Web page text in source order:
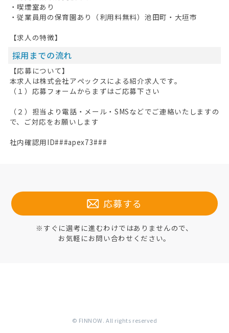
・喫煙室あり
・従業員用の保育園あり（利用料無料）池田町・大垣市
【求人の特徴】
採用までの流れ
【応募について】
本求人は株式会社アペックスによる紹介求人です。
（１）応募フォームからまずはご応募下さい
（２）担当より電話・メール・SMSなどでご連絡いたしますの
で、ご対応をお願いします
社内確認用ID###apex73###
応募する
※すぐに選考に進むわけではありませんので、
お気軽にお問い合わせください。
© FINNOW. All rights reserved